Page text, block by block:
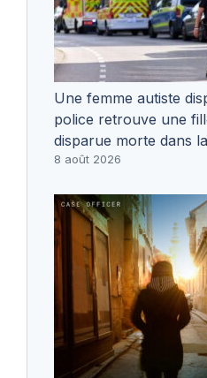
Une femme autiste
police retrouve une
disparue morte dans
8 août 2026